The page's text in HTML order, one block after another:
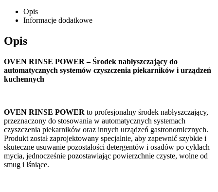
Opis
Informacje dodatkowe
Opis
OVEN RINSE POWER – Środek nabłyszczający do
automatycznych systemów czyszczenia piekarników i urządzeń
kuchennych
OVEN RINSE POWER to profesjonalny środek nabłyszczający,
przeznaczony do stosowania w automatycznych systemach
czyszczenia piekarników oraz innych urządzeń gastronomicznych.
Produkt został zaprojektowany specjalnie, aby zapewnić szybkie i
skuteczne usuwanie pozostałości detergentów i osadów po cyklach
mycia, jednocześnie pozostawiając powierzchnie czyste, wolne od
smug i lśniące.